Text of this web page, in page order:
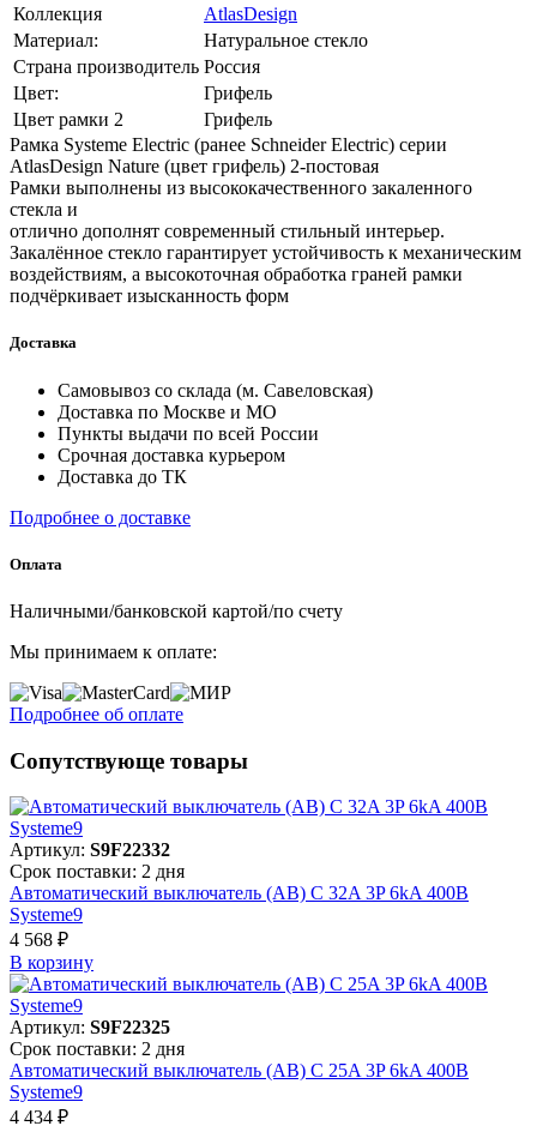
Коллекция
AtlasDesign
Материал:
Натуральное стекло
Страна производитель Россия
Цвет:
Грифель
Цвет рамки 2
Грифель
Рамка Systeme Electric (ранее Schneider Electric) серии
AtlasDesign Nature (цвет грифель) 2-постовая
Рамки выполнены из высококачественного закаленного
стекла и
отлично дополнят современный стильный интерьер.
Закалённое стекло гарантирует устойчивость к механическим
воздействиям, а высокоточная обработка граней рамки
подчёркивает изысканность форм
Доставка
Самовывоз со склада (м. Савеловская)
Доставка по Москве и МО
Пункты выдачи по всей России
Срочная доставка курьером
Доставка до ТК
Подробнее о доставке
Оплата
Наличными/банковской картой/по счету
Мы принимаем к оплате:
Подробнее об оплате
Сопутствующе товары
Артикул: S9F22332
Срок поставки: 2 дня
Автоматический выключатель (АВ) C 32A 3P 6kA 400В
Systeme9
4 568 ₽
В корзинy
Артикул: S9F22325
Срок поставки: 2 дня
Автоматический выключатель (АВ) C 25A 3P 6kA 400В
Systeme9
4 434 ₽